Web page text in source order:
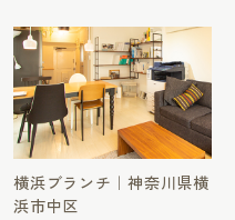
横浜ブランチ｜神奈川県横
浜市中区